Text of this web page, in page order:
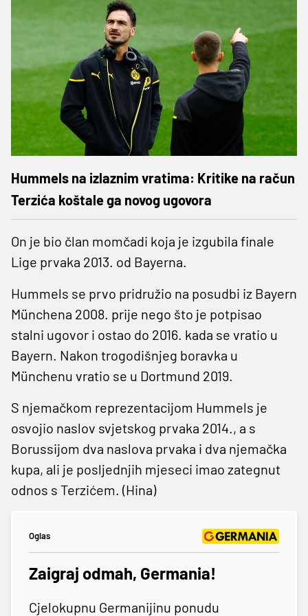
Hummels na izlaznim vratima: Kritike na račun
Terzića koštale ga novog ugovora
On je bio član momčadi koja je izgubila finale
Lige prvaka 2013. od Bayerna.
Hummels se prvo pridružio na posudbi iz Bayern
Münchena 2008. prije nego što je potpisao
stalni ugovor i ostao do 2016. kada se vratio u
Bayern. Nakon trogodišnjeg boravka u
Münchenu vratio se u Dortmund 2019.
S njemačkom reprezentacijom Hummels je
osvojio naslov svjetskog prvaka 2014., a s
Borussijom dva naslova prvaka i dva njemačka
kupa, ali je posljednjih mjeseci imao zategnut
odnos s Terzićem. (Hina)
Oglas
Zaigraj odmah, Germania!
Cjelokupnu Germanijinu ponudu